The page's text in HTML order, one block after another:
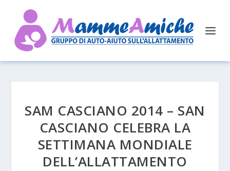
SAM CASCIANO 2014 – SAN
CASCIANO CELEBRA LA
SETTIMANA MONDIALE
DELL’ALLATTAMENTO